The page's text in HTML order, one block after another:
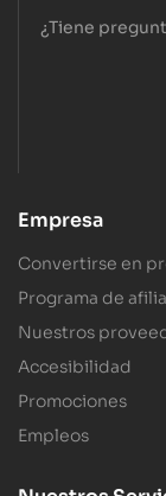
¿Tiene
Empresa
Convertirse en
Programa de
Nuestros
Accesibilidad
Promociones
Empleos